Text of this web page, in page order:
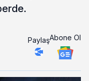
PaylaşAbone Ol